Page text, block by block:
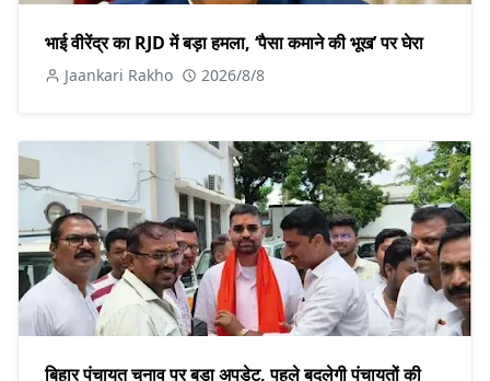
भाई वीरेंद्र का RJD में बड़ा हमला, ‘पैसा कमाने की भूख’ पर घेरा
Jaankari Rakho 2026/8/8
बिहार पंचायत चुनाव पर बड़ा अपडेट, पहले बदलेगी पंचायतों की